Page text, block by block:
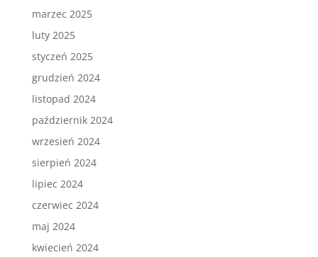
marzec 2025
luty 2025
styczeń 2025
grudzień 2024
listopad 2024
październik 2024
wrzesień 2024
sierpień 2024
lipiec 2024
czerwiec 2024
maj 2024
kwiecień 2024